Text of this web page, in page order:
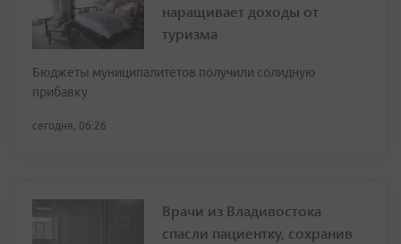
наращивает доходы от
туризма
Бюджеты муниципалитетов получили солидную
прибавку
сегодня, 06:26
Врачи из Владивостока
спасли пациентку, сохранив